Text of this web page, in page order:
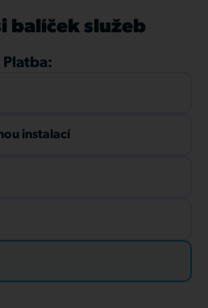
balíček služeb
Platba:
instalací